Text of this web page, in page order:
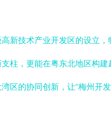
新技术产业开发区的设立
柱，更能在粤东北地区构
区的协同创新，让“梅州开